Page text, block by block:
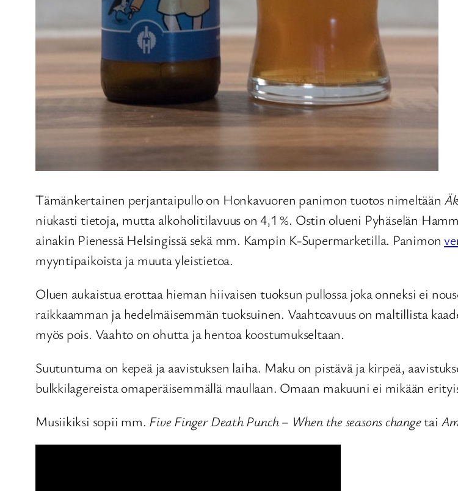
Tämänkertainen perjantaipullo on Honkavuoren panimon tuotos nimeltään
niukasti tietoja, mutta alkoholitilavuus on 4,1 %. Ostin olueni Pyhäselän
ainakin Pienessä Helsingissä sekä mm. Kampin K-Supermarketilla. Panimon
myyntipaikoista ja muuta yleistietoa.
Oluen aukaistua erottaa hieman hiivaisen tuoksun pullossa joka onneksi ei
raikkaamman ja hedelmäisemmän tuoksuinen. Vaahtoavuus on maltillista
myös pois. Vaahto on ohutta ja hentoa koostumukseltaan.
Suutuntuma on kepeä ja aavistuksen laiha. Maku on pistävä ja kirpeä,
bulkkilagereista omaperäisemmällä maullaan. Omaan makuuni ei mikään
Musiikiksi sopii mm. Five Finger Death Punch – When the seasons changetai